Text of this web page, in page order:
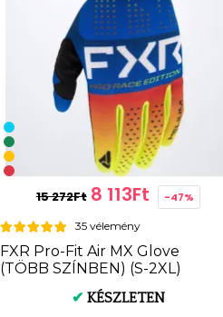
15 272Ft 8 113Ft -47%
35 vélemény
FXR Pro-Fit Air MX Glove
(TÖBB SZÍNBEN) (S-2XL)
✔ KÉSZLETEN